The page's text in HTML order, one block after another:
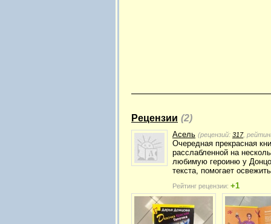
Рецензии (2)
Асель (рецензий: 317,
Очередная прекрасная
расслабленной на
любимую героиню у
текста, помогает
Рейтинг рецензии: +1